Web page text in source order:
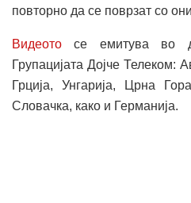
повторно да се поврзат со
Видеото се емитува во
Групацијата Дојче Телеком:
Грција, Унгарија, Црна
Словачка, како и Германија.